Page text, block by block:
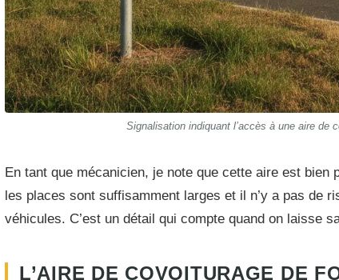
Signalisation indiquant l’accès à une aire de
En tant que mécanicien, je note que cette aire est bien
les places sont suffisamment larges et il n’y a pas de
véhicules. C’est un détail qui compte quand on laisse
L’AIRE DE COVOITURAGE DE